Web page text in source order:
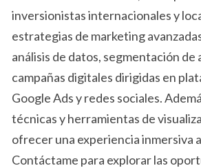
vivienda que se adapte a tus
Requisitos del Programa
A pesar de sus ventajas, existen
solicitantes deben cumplir para
FHA. Estos requisitos aseguran que los
la capacidad de asumir la
préstamo hipotecario.
Documentación Necesaria
inversionistas internacionales y
estrategias de marketing
análisis de datos, segmentación de
campañas digitales dirigidas en
Google Ads y redes sociales.
técnicas y herramientas de
ofrecer una experiencia inmersiva
Contáctame para explorar las